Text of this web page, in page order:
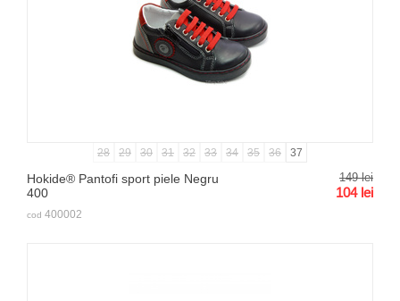
28 29 30 31 32 33 34 35 36 37
Hokide® Pantofi sport piele Negru
400
149 lei
104 lei
cod 400002